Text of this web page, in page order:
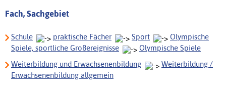
Fach, Sachgebiet
Schule praktische Fächer Sport
Olympische
Spiele, sportliche Großereignisse
Olympische Spiele
Weiterbildung und Erwachsenenbildung
Weiterbildung /
Erwachsenenbildung allgemein